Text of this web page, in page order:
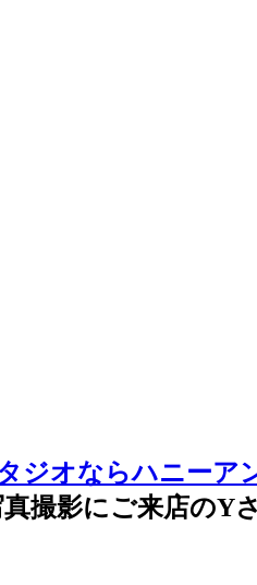
ジオならハニーア
撮影にご来店のY